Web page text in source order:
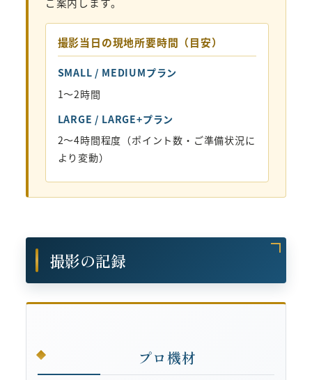
撮影当日の現地所要時間（目安）
SMALL / MEDIUMプラン
1〜2時間
LARGE / LARGE+プラン
2〜4時間程度（ポイント数・ご準備状況に
より変動）
撮影の記録
プロ機材